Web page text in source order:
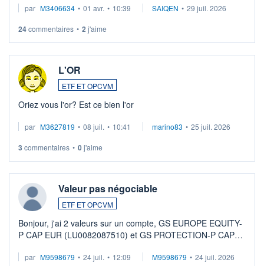
par M3406634 • 01 avr. • 10:39 SAIQEN • 29 juil. 2026
24commentaires • 2 j'aime
L'OR
ETF ET OPCVM
Oriez vous l'or? Est ce bien l'or
par M3627819 • 08 juil. • 10:41 marino83 • 25 juil. 2026
3 commentaires • 0j'aime
Valeur pas négociable
ETF ET OPCVM
Bonjour, j'ai 2 valeurs sur un compte, GS EUROPE EQUITY-
P CAP EUR (LU0082087510) et GS PROTECTION-P CAP
veux procéder à la vente, on me signale ...
par M9598679 • 24 juil. • 12:09 M9598679 • 24 juil. 2026